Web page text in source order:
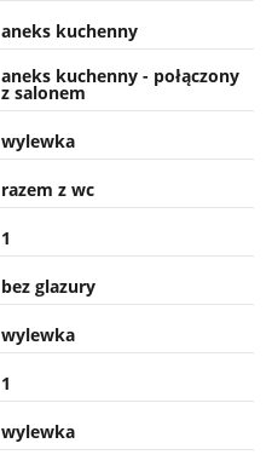
aneks kuchenny
aneks kuchenny - połączony
z salonem
wylewka
razem z wc
1
bez glazury
wylewka
1
wylewka